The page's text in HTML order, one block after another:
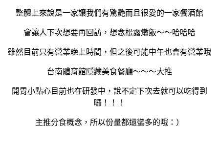
整體上來說是一家讓我們有驚艷而且很愛的一家餐酒館
會讓人下次想要再回訪，想念松露燉飯～～哈哈哈
雖然目前只有營業晚上時間，但之後可能中午也會有營業哦
台南體育館隱藏美食餐廳～～～大推
開胃小點心目前也在研發中，說不定下次去就可以吃得到
囉！！！
主推分食概念，所以份量都還蠻多的哦：）